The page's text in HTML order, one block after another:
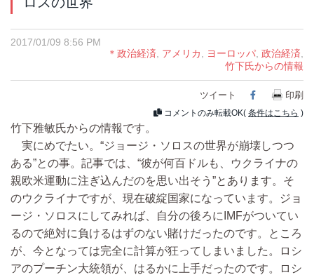
2017/01/09 8:56 PM
＊政治経済
アメリカ ヨーロッパ 政治経済
竹下氏からの情報
ツイート Facebook
印刷
コメントのみ転載OK( 条件はこちら )
竹下雅敏氏からの情報です。
実にめでたい。“ジョージ・ソロスの世界が崩壊しつつ
ある”との事。記事では、“彼が何百ドルも、ウクライナの
親欧米運動に注ぎ込んだのを思い出そう”とあります。そ
のウクライナですが、現在破綻国家になっています。ジョ
ージ・ソロスにしてみれば、自分の後ろにIMFがついてい
るので絶対に負けるはずのない賭けだったのです。ところ
が、今となっては完全に計算が狂ってしまいました。ロシ
アのプーチン大統領が、はるかに上手だったのです。ロシ